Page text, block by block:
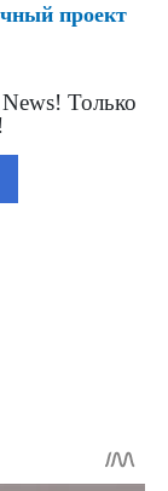
проект
Только